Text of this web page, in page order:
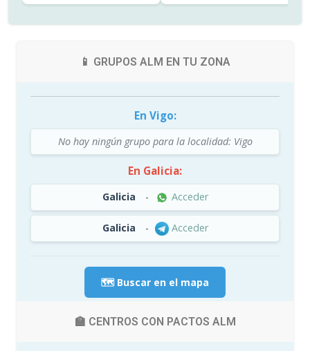
📱 GRUPOS ALM EN TU ZONA
En Vigo:
No hay ningún grupo para la localidad: Vigo
En Galicia:
Galicia - Acceder
Galicia - Acceder
🗺️ Buscar en el mapa
🏫 CENTROS CON PACTOS ALM